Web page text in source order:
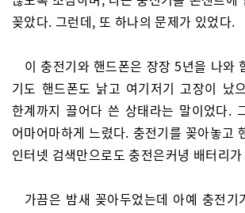
꽂았다. 그런데, 또 하나의 문제가 있었다.
이 충전기와 핸드폰은 장장 5년을 나와
기도 핸드폰도 낡고 여기저기 고장이 났
한계까지 끌어다 쓴 상태라는 말이었다.
어마어마하게 느렸다. 충전기를 꽂아놓고
인터넷 검색만으로도 충전은커녕 배터리
가끔은 밤새 꽂아두었는데 아예 충전